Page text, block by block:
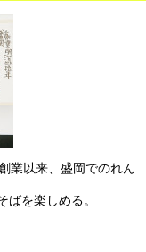
業以来、盛岡でのれん
を楽しめる。